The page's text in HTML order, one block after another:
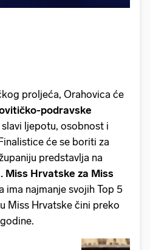
proljeća, Orahovica će
podravske
ljepotu, osobnost i
će se boriti za
predstavlja na
Miss Hrvatske za Miss
ima najmanje svojih Top 5
Miss Hrvatske čini preko